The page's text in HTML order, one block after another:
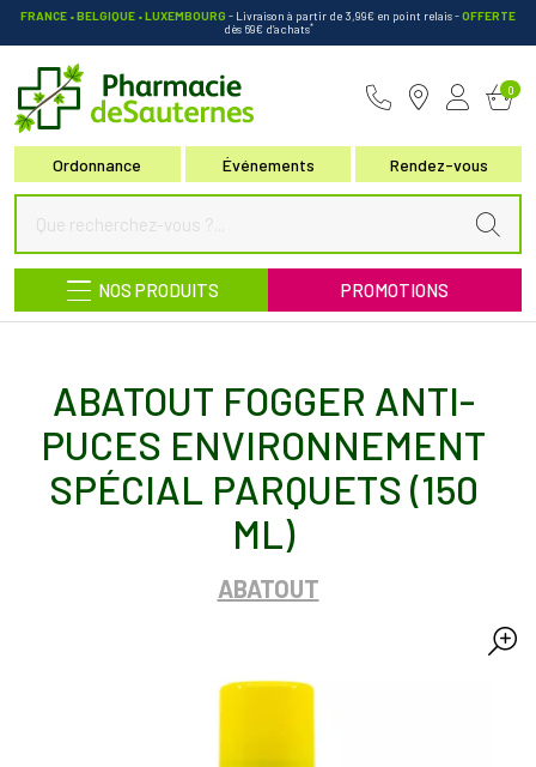
FRANCE • BELGIQUE • LUXEMBOURG - Livraison à partir de 3,99€ en point relais-OFFERTE
dès 69€ d’achats*
Ordonnance Événements Rendez-vous
0
NOS PRODUITS PROMOTIONS
ABATOUT FOGGER ANTI-
PUCES ENVIRONNEMENT
SPÉCIAL PARQUETS (150
ML)
ABATOUT